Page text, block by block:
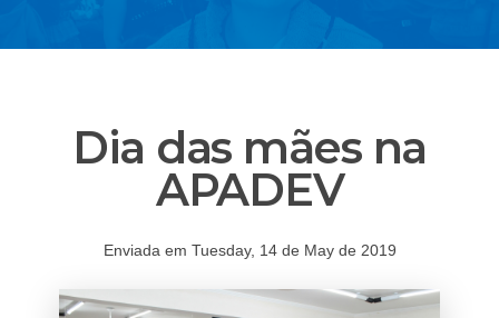
Dia das mães na
APADEV
Enviada em Tuesday, 14 de May de 2019